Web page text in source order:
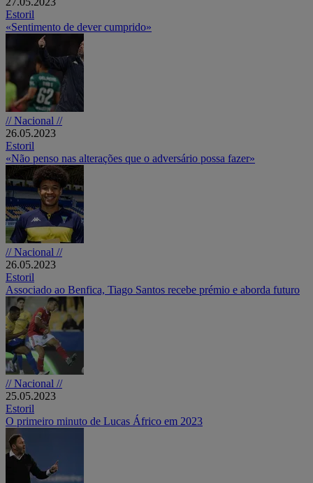
Estoril
«Sentimento de dever cumprido»
// Nacional //
26.05.2023
Estoril
«Não penso nas alterações que o adversário possa fazer»
// Nacional //
26.05.2023
Estoril
Associado ao Benfica, Tiago Santos recebe prémio e aborda futuro
// Nacional //
25.05.2023
Estoril
O primeiro minuto de Lucas Áfrico em 2023